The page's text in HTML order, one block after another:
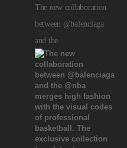
The new collaboration
between @balenciaga
and the